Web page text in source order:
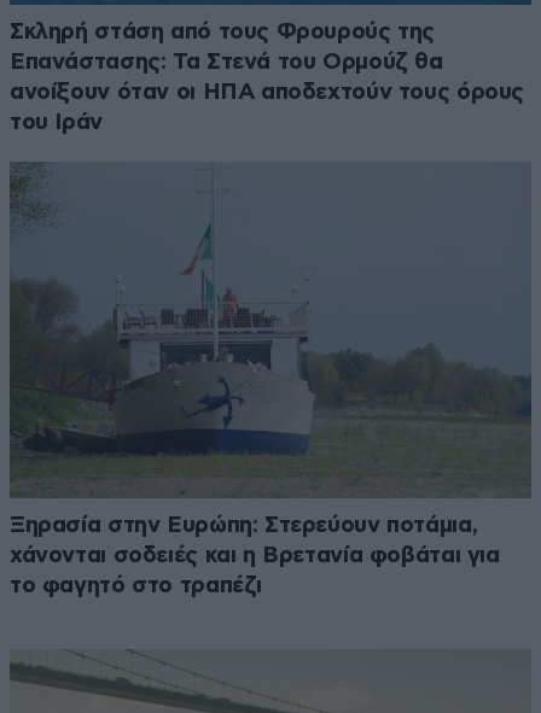
Σκληρή στάση από τους Φρουρούς της
Επανάστασης: Τα Στενά του Ορμούζ θα
ανοίξουν όταν οι ΗΠΑ αποδεχτούν τους όρους
του Ιράν
Ξηρασία στην Ευρώπη: Στερεύουν ποτάμια,
χάνονται σοδειές και η Βρετανία φοβάται για
το φαγητό στο τραπέζι